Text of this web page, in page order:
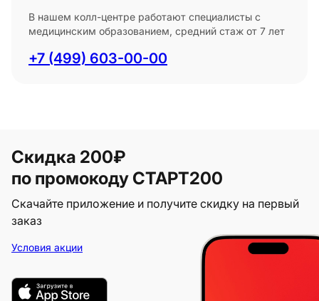
В нашем колл-центре работают специалисты с
медицинским образованием, средний стаж от 7 лет
+7 (499) 603-00-00
Скидка 200₽
по промокоду СТАРТ200
Скачайте приложение и получите скидку на первый
заказ
Условия акции